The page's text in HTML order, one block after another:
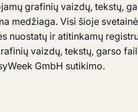
grafinių vaizdų, tekstų,
medžiaga. Visi šioje
nuostatų ir atitinkamų
vaizdų, tekstų, garso
GmbH sutikimo.